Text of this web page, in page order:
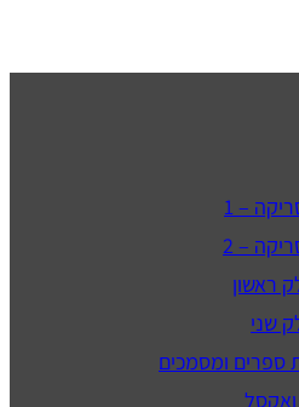
– 1
– 2
ראשון
שני
ספרים ומסמכים